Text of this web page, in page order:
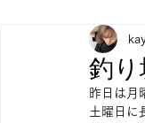
釣
昨日は月
土曜日に